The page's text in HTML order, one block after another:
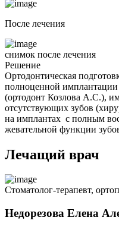
После лечения
снимок после лечения
Решение
Ортодонтическая
полноценной
(ортодонт Козлова А.С.),
отсутствующих зубов
на имплантах с полным
жевательной функции
Лечащий врач
Стоматолог-терапевт,
Недорезова Елена